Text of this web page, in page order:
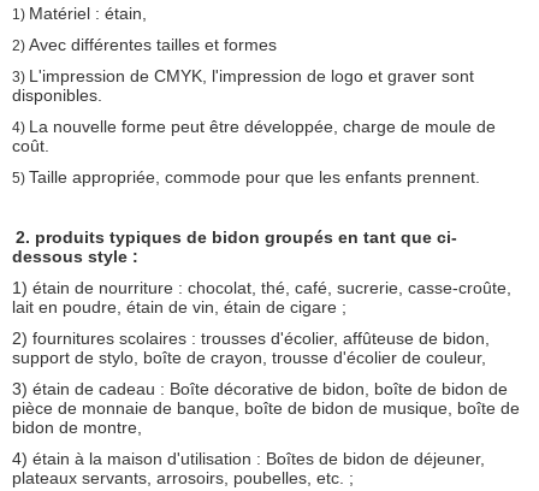
1) Matériel : étain,
2) Avec différentes tailles et formes
3) L'impression de CMYK, l'impression de logo et graver sont
disponibles.
4) La nouvelle forme peut être développée, charge de moule de
coût.
5) Taille appropriée, commode pour que les enfants prennent.
2. produits typiques de bidon groupés en tant que ci-
dessous style :
1) étain de nourriture : chocolat, thé, café, sucrerie, casse-croûte,
lait en poudre, étain de vin, étain de cigare ;
2) fournitures scolaires : trousses d'écolier, affûteuse de bidon,
support de stylo, boîte de crayon, trousse d'écolier de couleur,
3) étain de cadeau : Boîte décorative de bidon, boîte de bidon de
pièce de monnaie de banque, boîte de bidon de musique, boîte de
bidon de montre,
4) étain à la maison d'utilisation : Boîtes de bidon de déjeuner,
plateaux servants, arrosoirs, poubelles, etc. ;